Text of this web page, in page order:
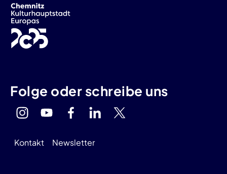
Folge oder schreibe uns
Kontakt Newsletter